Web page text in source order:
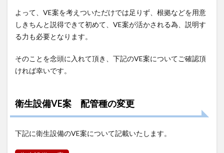
よって、VE案を考えついただけでは足りず、根拠などを用意
しきちんと説得できて初めて、VE案が活かされる為、説明す
る力も必要となります。
そのことを念頭に入れて頂き、下記のVE案についてご確認頂
ければ幸いです。
衛生設備VE案 配管種の変更
下記に衛生設備のVE案について記載いたします。